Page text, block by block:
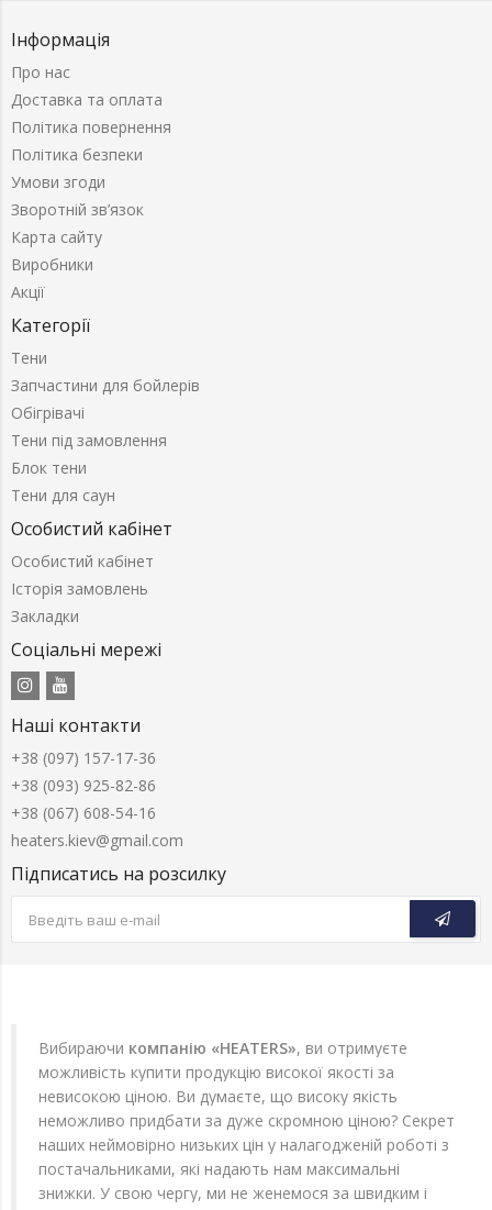
Інформація
Про нас
Доставка та оплата
Політика повернення
Політика безпеки
Умови згоди
Зворотній зв’язок
Карта сайту
Виробники
Акції
Категорії
Тени
Запчастини для бойлерів
Обігрівачі
Тени під замовлення
Блок тени
Тени для саун
Особистий кабінет
Особистий кабінет
Історія замовлень
Закладки
Соціальні мережі
Наші контакти
+38 (097) 157-17-36
+38 (093) 925-82-86
+38 (067) 608-54-16
heaters.kiev@gmail.com
Підписатись на розсилку
Вибираючи компанію «HEATERS», ви отримуєте
можливість купити продукцію високої якості за
невисокою ціною. Ви думаєте, що високу якість
неможливо придбати за дуже скромною ціною? Секрет
наших неймовірно низьких цін у налагодженій роботі з
постачальниками, які надають нам максимальні
знижки. У свою чергу, ми не женемося за швидким і